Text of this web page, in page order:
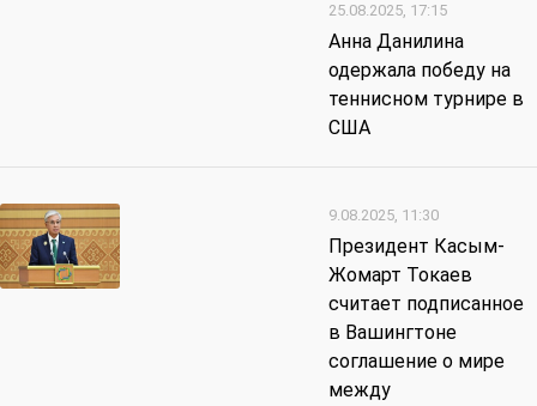
25.08.2025, 17:15
Анна Данилина
одержала победу на
теннисном турнире в
США
9.08.2025, 11:30
Президент Касым-
Жомарт Токаев
считает подписанное
в Вашингтоне
соглашение о мире
между